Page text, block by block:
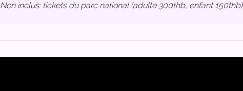
Non inclus: tickets du parc national (adulte 300thb, enfant 150thb)